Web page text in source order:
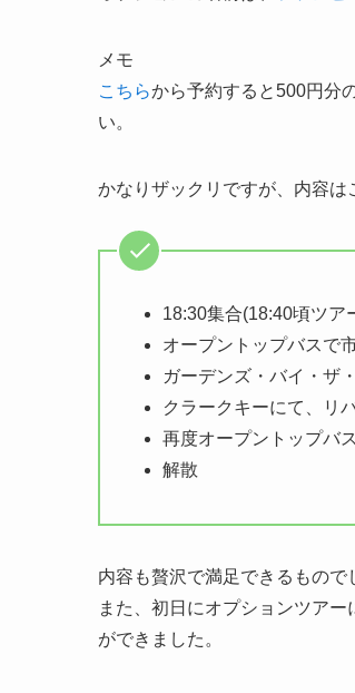
メモ
こちらから予約すると500円分
い。
かなりザックリですが、内容は
18:30集合(18:40頃ツア
オープントップバスで
ガーデンズ・バイ・ザ
クラークキーにて、リ
再度オープントップバ
解散
内容も贅沢で満足できるもので
また、初日にオプションツア
ができました。